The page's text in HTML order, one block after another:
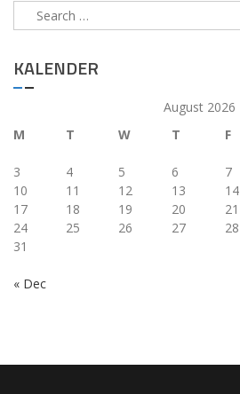
Search
for:
KALENDER
August 2026
M
T W T F
3
4 5 6 7
10
11 12 13 14
17
18 19 20 21
24
25 26 27 28
31
« Dec